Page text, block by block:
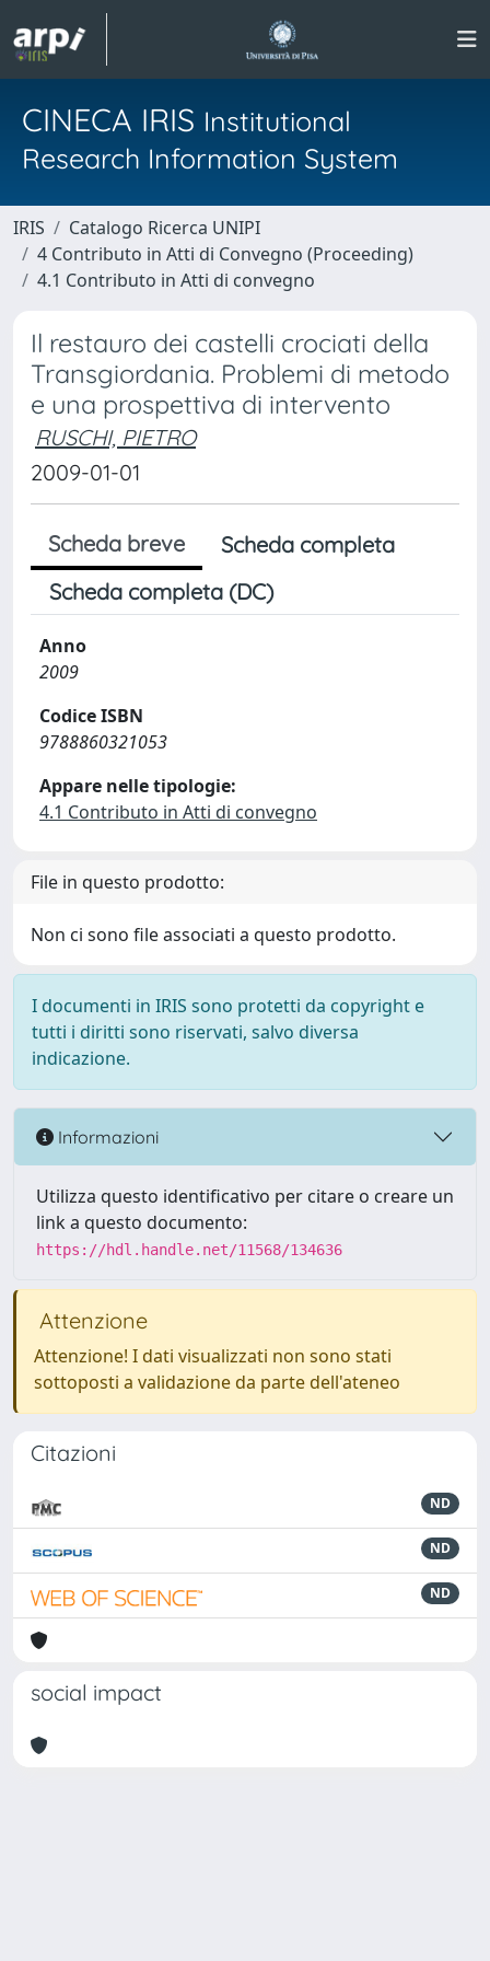
CINECA IRIS Institutional
Research Information System
IRIS
Catalogo Ricerca UNIPI
4 Contributo in Atti di Convegno (Proceeding)
4.1 Contributo in Atti di convegno
Il restauro dei castelli crociati della
Transgiordania. Problemi di metodo
e una prospettiva di intervento
RUSCHI, PIETRO
2009-01-01
Scheda breve
Scheda completa
Scheda completa (DC)
Anno
2009
Codice ISBN
9788860321053
Appare nelle tipologie:
4.1 Contributo in Atti di convegno
File in questo prodotto:
Non ci sono file associati a questo prodotto.
I documenti in IRIS sono protetti da copyright e
tutti i diritti sono riservati, salvo diversa
indicazione.
Informazioni
Utilizza questo identificativo per citare o creare un
link a questo documento:
https://hdl.handle.net/11568/134636
Attenzione
Attenzione! I dati visualizzati non sono stati
sottoposti a validazione da parte dell'ateneo
Citazioni
ND
ND
ND
social impact